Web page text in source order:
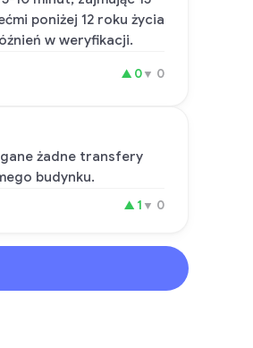
poniżej 12 roku życia
w weryfikacji.
▲ 0▼ 0
żadne transfery
budynku.
▲ 1 ▼ 0